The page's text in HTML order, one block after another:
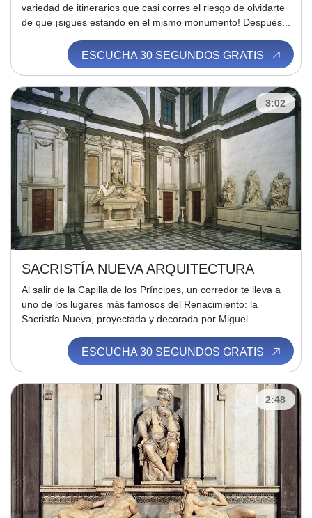
variedad de itinerarios que casi corres el riesgo de olvidarte
de que ¡sigues estando en el mismo monumento! Después...
ESCUCHA 30 SEGUNDOS GRATIS
3:02
SACRISTÍA NUEVA ARQUITECTURA
Al salir de la Capilla de los Príncipes, un corredor te lleva a
uno de los lugares más famosos del Renacimiento: la
Sacristía Nueva, proyectada y decorada por Miguel...
ESCUCHA 30 SEGUNDOS GRATIS
2:48